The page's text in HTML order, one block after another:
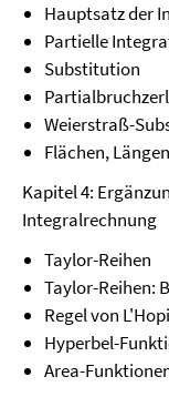
Hauptsatz der
Partielle
Substitution
Weierstraß-
Flächen,
Kapitel 4:
Integralrechnung
Taylor-Reihen
Taylor-Reihen:
Regel von
Hyperbel-
Area-